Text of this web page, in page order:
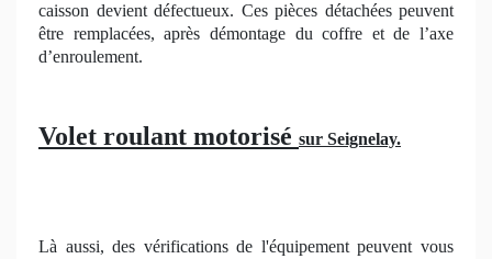
caisson devient défectueux. Ces pièces détachées peuvent
être remplacées, après démontage du coffre et de l’axe
d’enroulement.
Volet roulant motorisé sur Seignelay.
Là aussi, des vérifications de l'équipement peuvent vous